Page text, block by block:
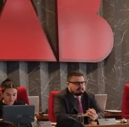
Parlatório Virtual
Requerimento de Acionamento
dos Honorários Advocatícios
Requerimento de Acionamento
das Prerrogativas